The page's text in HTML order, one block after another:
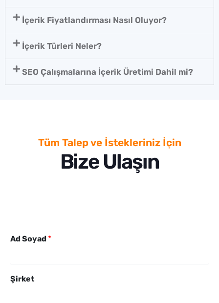
İçerik Fiyatlandırması Nasıl Oluyor?
İçerik Türleri Neler?
SEO Çalışmalarına İçerik Üretimi Dahil mi?
Tüm Talep ve İstekleriniz İçin
Bize Ulaşın
Ad Soyad *
Şirket